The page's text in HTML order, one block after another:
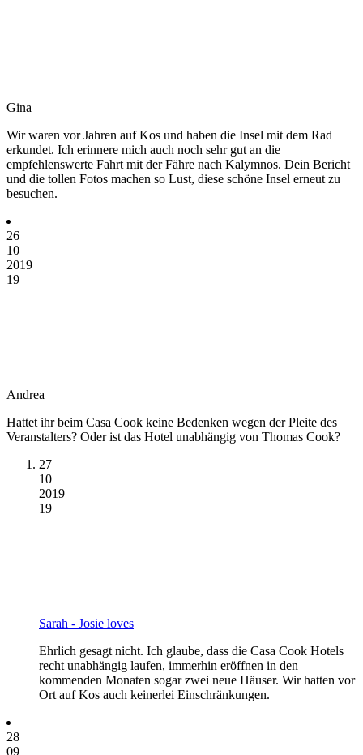
Gina
Wir waren vor Jahren auf Kos und haben die Insel mit dem Rad
erkundet. Ich erinnere mich auch noch sehr gut an die
empfehlenswerte Fahrt mit der Fähre nach Kalymnos. Dein Bericht
und die tollen Fotos machen so Lust, diese schöne Insel erneut zu
besuchen.
26
10
2019
19
Andrea
Hattet ihr beim Casa Cook keine Bedenken wegen der Pleite des
Veranstalters? Oder ist das Hotel unabhängig von Thomas Cook?
27
10
2019
19
Sarah - Josie loves
Ehrlich gesagt nicht. Ich glaube, dass die Casa Cook Hotels
recht unabhängig laufen, immerhin eröffnen in den
kommenden Monaten sogar zwei neue Häuser. Wir hatten vor
Ort auf Kos auch keinerlei Einschränkungen.
28
09